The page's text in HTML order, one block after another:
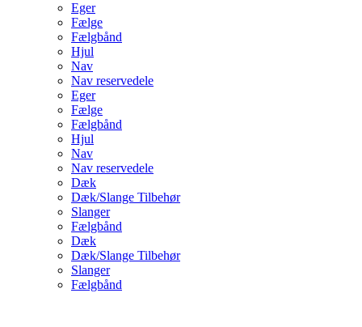
Eger
Fælge
Fælgbånd
Hjul
Nav
Nav reservedele
Eger
Fælge
Fælgbånd
Hjul
Nav
Nav reservedele
Dæk
Dæk/Slange Tilbehør
Slanger
Fælgbånd
Dæk
Dæk/Slange Tilbehør
Slanger
Fælgbånd